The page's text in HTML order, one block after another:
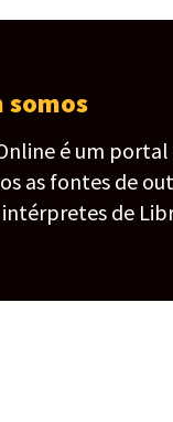
somos
é um
as fontes de
intérpretes de